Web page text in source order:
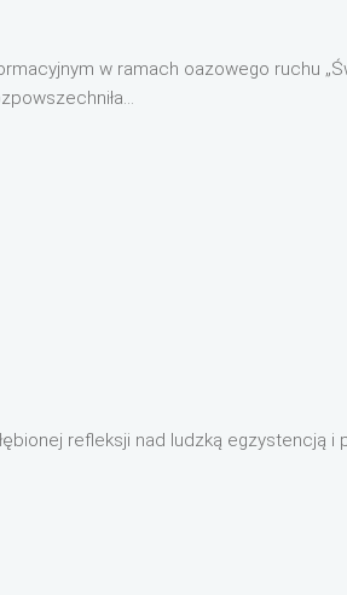
w ramach oazowego ruchu
refleksji nad ludzką egzystencją i